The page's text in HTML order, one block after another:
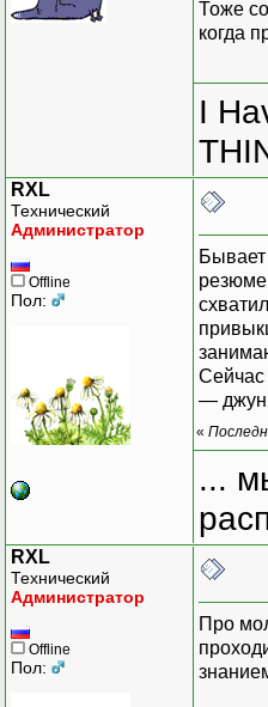
Тоже
когда
I
RXL
Технический
Администратор
Offline
Пол:
резюме
Сейчас
—
«
...
RXL
Технический
Администратор
Offline
Пол:
Про